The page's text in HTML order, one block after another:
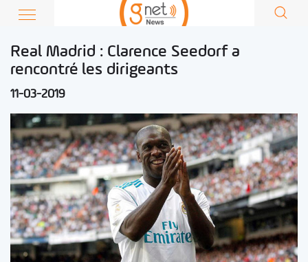
Real Madrid : Clarence Seedorf a
rencontré les dirigeants
11-03-2019